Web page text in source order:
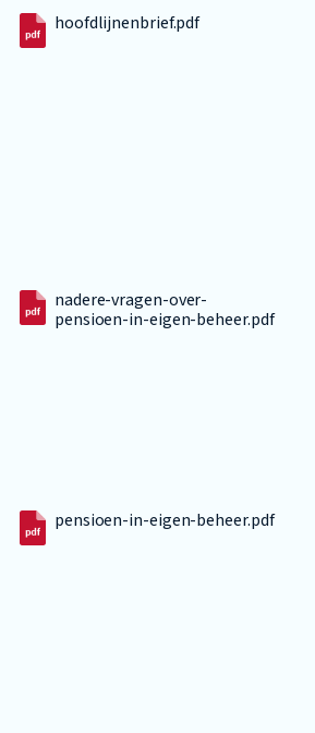
hoofdlijnenbrief.pdf
nadere-vragen-over-
pensioen-in-eigen-beheer.pdf
pensioen-in-eigen-beheer.pdf